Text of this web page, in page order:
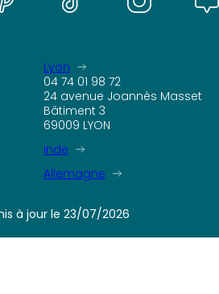
Lyon
04 74 01 98 72
24 avenue Joannès Masset
Bâtiment 3
69009 LYON
Inde
Allemagne
à jour le 23/07/2026